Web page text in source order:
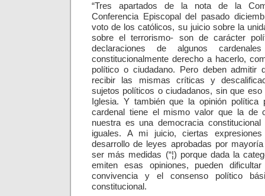
“Tres apartados de la nota de la
Conferencia Episcopal del pasado
voto de los católicos, su juicio sobre la
sobre el terrorismo- son de carácter
declaraciones de algunos
constitucionalmente derecho a hacerlo,
político o ciudadano. Pero deben admitir
recibir las mismas críticas y
sujetos políticos o ciudadanos, sin que
Iglesia. Y también que la opinión política
cardenal tiene el mismo valor que la de
nuestra es una democracia
iguales. A mi juicio, ciertas
desarrollo de leyes aprobadas por
ser más medidas (“¦) porque dada la
emiten esas opiniones, pueden
convivencia y el consenso político
constitucional.